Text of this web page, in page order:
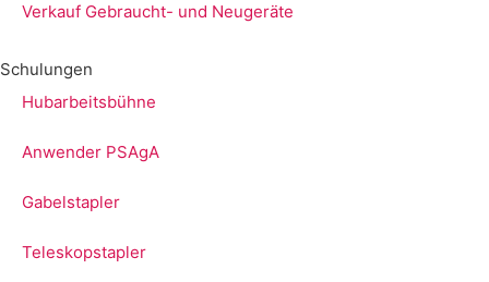
Verkauf Gebraucht- und Neugeräte
Schulungen
Hubarbeitsbühne
Anwender PSAgA
Gabelstapler
Teleskopstapler